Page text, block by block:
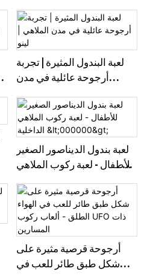
الخارجية & مراكز الترفيه
العائلية | لينو
لعبة البندول المثيرة | تجربة
أرجوحة عائلية في مدن
لعبة بندول الديناصور الصغير
للأطفال - لعبة ركوب الملاهي
أرجوحة قرصية مثيرة على
شكل طبق طائر للعب في